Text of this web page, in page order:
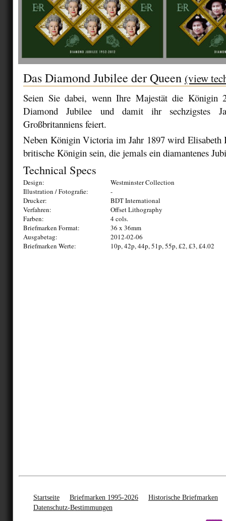
Das Diamond Jubilee der Queen (view
Seien Sie dabei, wenn Ihre Majestät die Königin
Diamond Jubilee und damit ihr sechzigstes
Großbritanniens feiert.
Neben Königin Victoria im Jahr 1897 wird Elisabeth
britische Königin sein, die jemals ein diamantenes
Technical Specs
Design:
Westminster Collection
Illustration / Fotografie:
-
Drucker:
BDT International
Verfahren:
Offset Lithography
Farben:
4 cols.
Briefmarken Format:
36 x 36mm
Ausgabetag:
2012-02-06
Briefmarken Werte:
10p, 42p, 44p, 51p, 55p, £2, £3, £4.02
Startseite Briefmarken 1995-2026
Historische Briefmarken
Datenschutz-Bestimmungen